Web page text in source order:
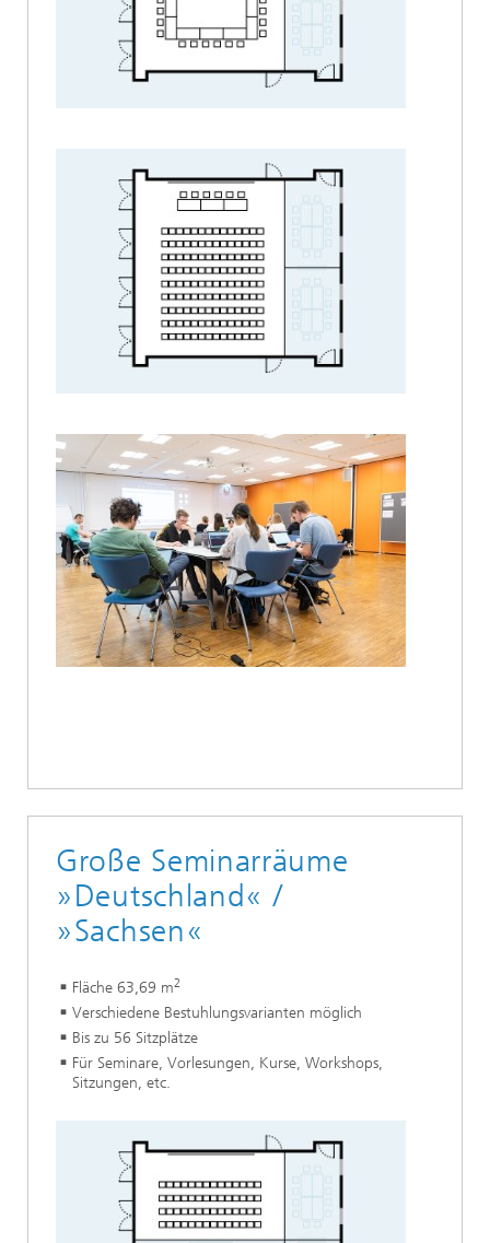
Große Seminarräume
»Deutschland« /
»Sachsen«
Fläche 63,69 m2
Verschiedene Bestuhlungsvarianten möglich
Bis zu 56 Sitzplätze
Für Seminare, Vorlesungen, Kurse, Workshops,
Sitzungen, etc.